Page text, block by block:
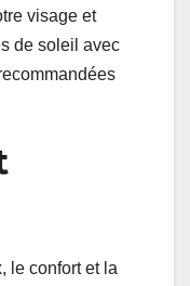
visage et
de soleil avec
le confort et la